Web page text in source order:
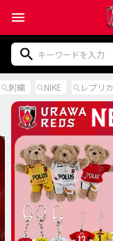
刺繍 NIKE レプリカ